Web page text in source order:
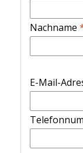
Nachname
E-Mail-